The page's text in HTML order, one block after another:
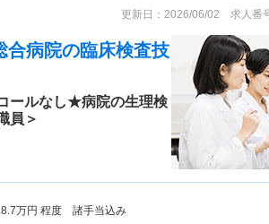
更新日：2026/06/02 求人番
合病院の臨床検査技
ールなし★病院の生理検
員＞
万円 程度 諸手当込み